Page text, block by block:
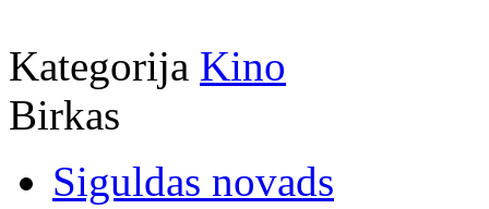
Kategorija Kino
Birkas
Siguldas novads